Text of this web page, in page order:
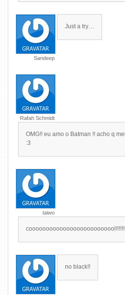
Sandeep
Just a try…
Rafah Schmidt
OMG!! eu amo o Batman !! acho q
:3
taiwo
no black!!